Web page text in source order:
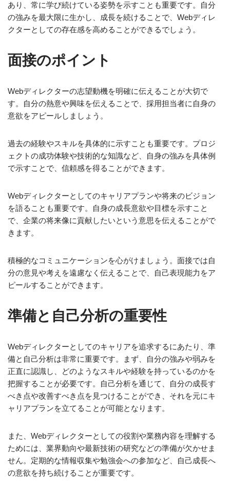
あり、常に学び続けている姿勢を示すことも重要です。自分
の強みを最大限に生かし、成長を続けることで、Webディレ
クターとしての存在感を高めることができるでしょう。
面接のポイント
Webディレクターの志望動機を明確に伝えることが大切で
す。自分の熱意や興味を伝えることで、採用担当者に自身の
意欲をアピールしましょう。
過去の経験やスキルを具体的に示すことも重要です。プロジ
ェクトの成功体験や技術的な知識など、自身の強みを具体例
で示すことで、信頼感を得ることができます。
Webディレクターとしてのキャリアプランや将来のビジョン
を語ることも重要です。自身の成長意欲や目標を示すこと
で、企業の将来像に貢献したいという意思を伝えることがで
きます。
積極的なコミュニケーションを心がけましょう。面接では自
分の意見や考えを遠慮なく伝えることで、自己表現能力をア
ピールすることができます。
準備と自己分析の重要性
Webディレクターとしてのキャリアを追求するにあたり、準
備と自己分析は非常に重要です。まず、自分の強みや弱みを
正直に認識し、どのようなスキルや経験を持っているのかを
把握することが必要です。自己分析を通じて、自分の成長す
べき点や改善すべき点を見つけることができ、それを元にキ
ャリアプランを立てることが可能となります。
また、Webディレクターとしての役割や業務内容を理解する
ためには、業界動向や最新技術の研究などの準備が欠かせま
せん。定期的な情報収集や勉強会への参加など、自己成長へ
の意欲を持ち続けることが重要です。